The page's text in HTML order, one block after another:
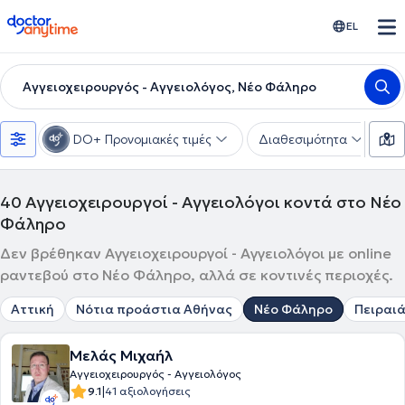
doctoranytime EL
Αγγειοχειρουργός - Αγγειολόγος, Νέο Φάληρο
DO+ Προνομιακές τιμές Διαθεσιμότητα
40 Αγγειοχειρουργοί - Αγγειολόγοι κοντά στο Νέο
Φάληρο
Δεν βρέθηκαν Αγγειοχειρουργοί - Αγγειολόγοι με online
ραντεβού στο Νέο Φάληρο, αλλά σε κοντινές περιοχές.
Αττική Νότια προάστια Αθήνας Νέο Φάληρο
Μελάς Μιχαήλ
Αγγειοχειρουργός - Αγγειολόγος
9.1|41 αξιολογήσεις